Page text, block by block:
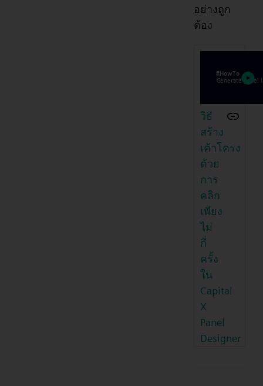
อย่างถูก
ต้อง
วิธี
สร้าง
เค้าโครง
ด้วย
การ
คลิก
เพียง
ไม่
กี่
ครั้ง
ใน
Capital
X
Panel
Designer